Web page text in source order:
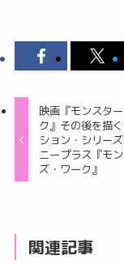
映画『モンスタ
ク』その後を描
ション・シリー
ニープラス『モ
ズ・ワーク』
関連記事